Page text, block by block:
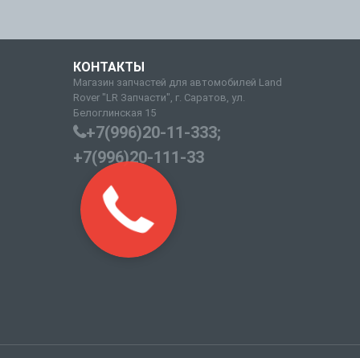
КОНТАКТЫ
Магазин запчастей для автомобилей Land
Rover "LR Запчасти", г. Саратов, ул.
Белоглинская 15
+7(996)20-11-333;
+7(996)20-111-33